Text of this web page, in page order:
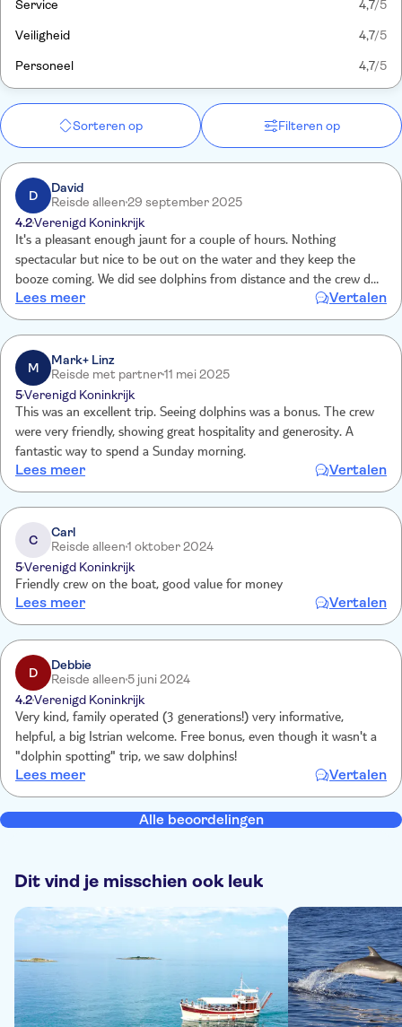
Service 4,7/5
Veiligheid 4,7/5
Personeel 4,7/5
Sorteren op Filteren op
D
David
Reisde alleen29 september 2025
4.2Verenigd Koninkrijk
It's a pleasant enough jaunt for a couple of hours. Nothing
spectacular but nice to be out on the water and they keep the
booze coming. We did see dolphins from distance and the crew did
their best to find them. Nice crew and a relaxed experience.
Lees meer Vertalen
M
Mark+ Linz
Reisde met partner11 mei 2025
5Verenigd Koninkrijk
This was an excellent trip. Seeing dolphins was a bonus. The crew
were very friendly, showing great hospitality and generosity. A
fantastic way to spend a Sunday morning.
Lees meer Vertalen
C
Carl
Reisde alleen1 oktober 2024
5Verenigd Koninkrijk
Friendly crew on the boat, good value for money
Lees meer Vertalen
D
Debbie
Reisde alleen5 juni 2024
4.2Verenigd Koninkrijk
Very kind, family operated (3 generations!) very informative,
helpful, a big Istrian welcome. Free bonus, even though it wasn't a
"dolphin spotting" trip, we saw dolphins!
Lees meer Vertalen
Alle beoordelingen
Dit vind je misschien ook leuk